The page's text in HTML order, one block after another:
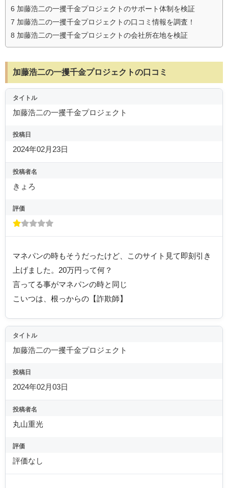
6 加藤浩二の一攫千金プロジェクトのサポート体制を検証
7 加藤浩二の一攫千金プロジェクトの口コミ情報を調査！
8 加藤浩二の一攫千金プロジェクトの会社所在地を検証
加藤浩二の一攫千金プロジェクトの口コミ
タイトル
加藤浩二の一攫千金プロジェクト
投稿日
2024年02月23日
投稿者名
きょろ
評価
マネパンの時もそうだったけど、このサイト見て即刻引き
上げました。20万円って何？
言ってる事がマネパンの時と同じ
こいつは、根っからの【詐欺師】
タイトル
加藤浩二の一攫千金プロジェクト
投稿日
2024年02月03日
投稿者名
丸山重光
評価
評価なし